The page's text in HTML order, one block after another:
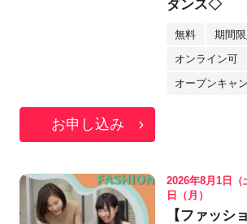
ダンス◇
無料 期間
オンライン可
オープンキャ
お申し込み
2026年8月1日（
日（月）
【ファッシ